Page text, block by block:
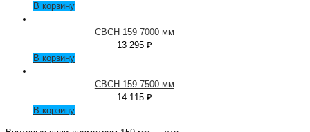
В корзину
СВСН 159 7000 мм
13 295 ₽
В корзину
СВСН 159 7500 мм
14 115 ₽
В корзину